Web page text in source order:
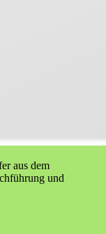
aus dem
und